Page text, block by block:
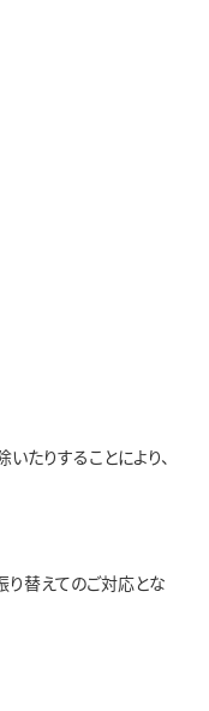
たりすることにより、
替えてのご対応とな